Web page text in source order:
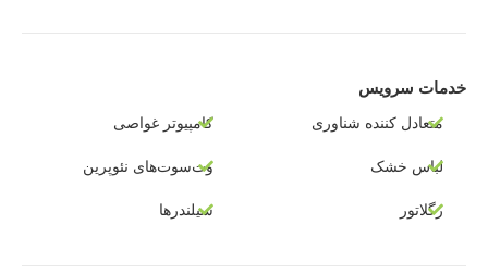
خدمات سرویس
متعادل کننده شناوری کامپیوتر غواصی
لباس خشک وت‌سوت‌های نئوپرین
رگلاتور سیلندرها